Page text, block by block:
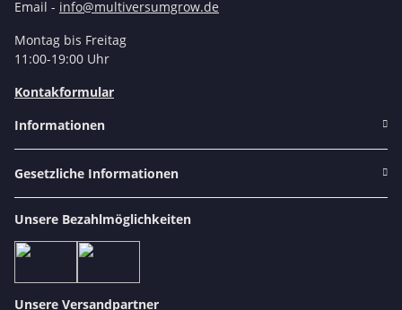
Email - info@multiversumgrow.de
Montag bis Freitag
11:00-19:00 Uhr
Kontakformular
Informationen
Gesetzliche Informationen
Unsere Bezahlmöglichkeiten
Unsere Versandpartner